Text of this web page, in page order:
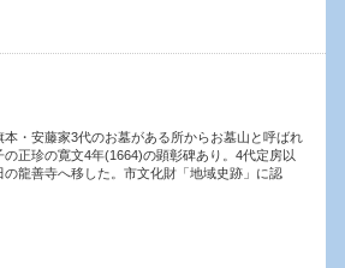
・安藤家3代のお墓がある所からお墓山と呼ばれ
正珍の寛文4年(1664)の顕彰碑あり。4代定房以
龍善寺へ移した。市文化財「地域史跡」に認